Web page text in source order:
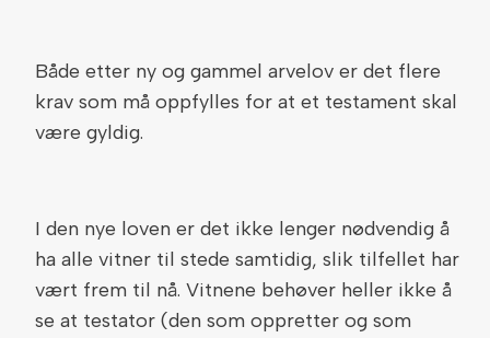
Både etter ny og gammel arvelov er det flere
krav som må oppfylles for at et testament skal
være gyldig.
I den nye loven er det ikke lenger nødvendig å
ha alle vitner til stede samtidig, slik tilfellet har
vært frem til nå. Vitnene behøver heller ikke å
se at testator (den som oppretter og som